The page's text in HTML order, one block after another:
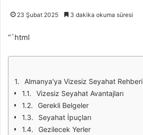
23 Şubat 2025 3 dakika okuma süresi
“`html
Almanya'ya Vizesiz Seyahat Rehberi
Vizesiz Seyahat Avantajları
Gerekli Belgeler
Seyahat İpuçları
Gezilecek Yerler